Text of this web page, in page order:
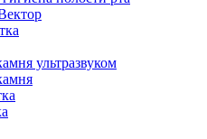
ультразвуком